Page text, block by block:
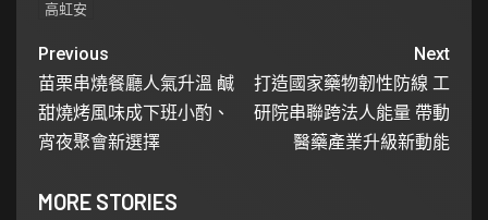
高虹安
Previous
苗栗串燒餐廳人氣升溫 鹹
甜燒烤風味成下班小酌、
宵夜聚會新選擇
Next
打造國家藥物韌性防線 工
研院串聯跨法人能量 帶動
醫藥產業升級新動能
MORE STORIES